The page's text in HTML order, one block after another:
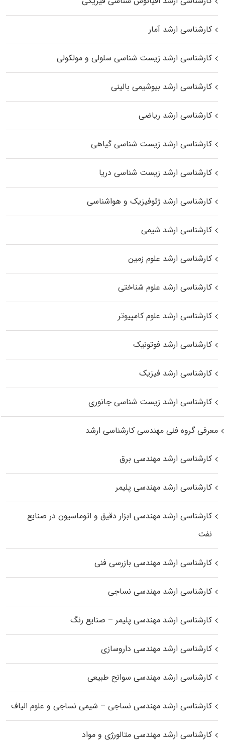
کارشناسی ارشد آمار
کارشناسی ارشد زیست شناسی سلولی و مولکولی
کارشناسی ارشد بیوشیمی بالینی
کارشناسی ارشد ریاضی
کارشناسی ارشد زیست‌ شناسی گیاهی
کارشناسی ارشد زیست‌ شناسی دریا
کارشناسی ارشد ژئوفیزیک و هواشناسی
کارشناسی ارشد شیمی
کارشناسی ارشد علوم زمین
کارشناسی ارشد علوم شناختی
کارشناسی ارشد علوم کامپیوتر
کارشناسی ارشد فوتونیک
کارشناسی ارشد فیزیک
کارشناسی ارشد زیست‌ شناسی جانوری
معرفی گروه فنی مهندسی کارشناسی ارشد
کارشناسی ارشد مهندسی برق
کارشناسی ارشد مهندسی پلیمر
کارشناسی ارشد مهندسی ابزار دقیق و اتوماسیون در صنایع
نفت
کارشناسی ارشد مهندسی بازرسی فنی
کارشناسی ارشد مهندسی نساجی
کارشناسی ارشد مهندسی پلیمر – صنایع رنگ
کارشناسی ارشد مهندسی داروسازی
کارشناسی ارشد مهندسی سوانح طبیعی
کارشناسی ارشد مهندسی نساجی – شیمی نساجی و علوم الیاف
کارشناسی ارشد مهندسی متالورژی و مواد